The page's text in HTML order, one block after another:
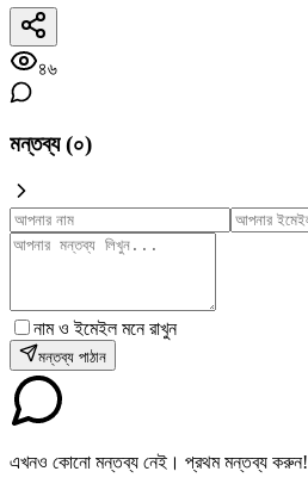
৪৬
মন্তব্য (০)
নাম ও ইমেইল মনে রাখুন
মন্তব্য পাঠান
এখনও কোনো মন্তব্য নেই। প্রথম মন্তব্য করুন!